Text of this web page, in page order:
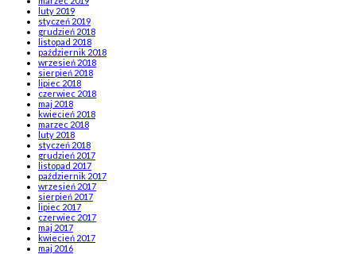
luty 2019
styczeń 2019
grudzień 2018
listopad 2018
październik 2018
wrzesień 2018
sierpień 2018
lipiec 2018
czerwiec 2018
maj 2018
kwiecień 2018
marzec 2018
luty 2018
styczeń 2018
grudzień 2017
listopad 2017
październik 2017
wrzesień 2017
sierpień 2017
lipiec 2017
czerwiec 2017
maj 2017
kwiecień 2017
maj 2016